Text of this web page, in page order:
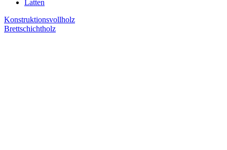
Latten
Konstruktionsvollholz
Brettschichtholz